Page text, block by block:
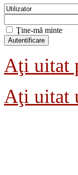
Ţine-mă minte
Aţi uitat
Aţi uitat